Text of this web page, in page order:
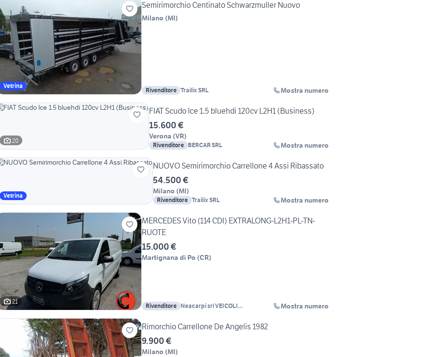
Vetrina
Semirimorchio Centinato Schwarzmuller Nuovo
Milano (MI)
Rivenditore Trailix SRL Mostra numero
20
FIAT Scudo Ice 1.5 bluehdi 120cv L2H1 (Business)
15.600 €
Verona (VR)
Rivenditore BERCAR SRL Mostra numero
Vetrina
NUOVO Semirimorchio Carrellone 4 Assi Ribassato
54.500 €
Milano (MI)
Rivenditore Trailix SRL Mostra numero
21
MERCEDES Vito (114 CDI) EXTRALONG-L2H1-PL-TN-
RUOTE
15.000 €
Martignana di Po (CR)
Rivenditore Neacarpi srl VEICOLI
Mostra numero
Rimorchio Carrellone De Angelis 1982
9.900 €
Milano (MI)